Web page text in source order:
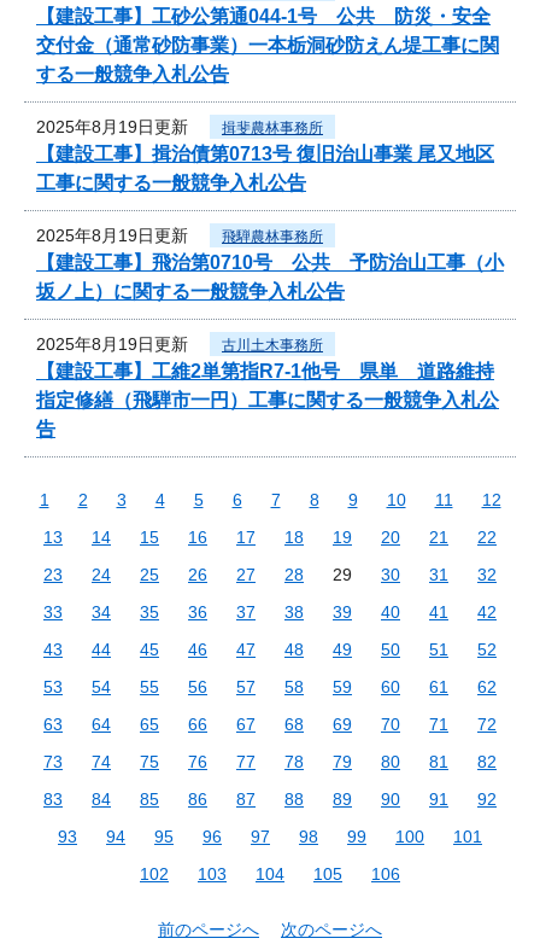
【建設工事】工砂公第通044-1号 公共 防災・安全
交付金（通常砂防事業）一本栃洞砂防えん堤工事に関
する一般競争入札公告
2025年8月19日更新 揖斐農林事務所
【建設工事】揖治債第0713号 復旧治山事業 尾又地区
工事に関する一般競争入札公告
2025年8月19日更新 飛騨農林事務所
【建設工事】飛治第0710号 公共 予防治山工事（小
坂ノ上）に関する一般競争入札公告
2025年8月19日更新 古川土木事務所
【建設工事】工維2単第指R7-1他号 県単 道路維持
指定修繕（飛騨市一円）工事に関する一般競争入札公
告
1 2 3 4 5 6 7 8 9 10 11
12
13
14 15 16 17 18 19 20 21
22
23
24 25 26 27 28 29 30 31
32
33
34 35 36 37 38 39 40 41
42
43
44 45 46 47 48 49 50 51
52
53
54 55 56 57 58 59 60 61
62
63
64 65 66 67 68 69 70 71
72
73
74 75 76 77 78 79 80 81
82
83
84 85 86 87 88 89 90 91
92
93
94 95 96 97 98 99 100
101
102
103 104 105 106
前のページへ 次のページへ